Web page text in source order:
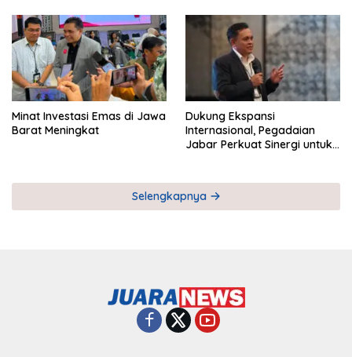
Minat Investasi Emas di Jawa
Barat Meningkat
Dukung Ekspansi
Internasional, Pegadaian
Jabar Perkuat Sinergi untuk
Selengkapnya